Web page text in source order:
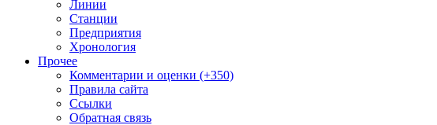
Линии
Станции
Предприятия
Хронология
Прочее
Комментарии и оценки (+350)
Правила сайта
Ссылки
Обратная связь